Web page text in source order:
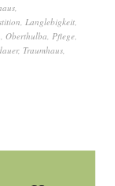
,
, Langlebigkeit,
, Oberthulba, Pflege,
, Traumhaus,